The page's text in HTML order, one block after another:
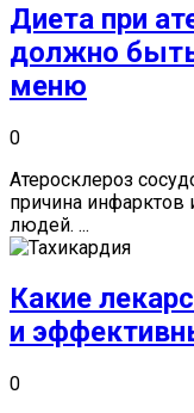
Диета при
должно
меню
0
Атеросклероз
причина инфарктов
людей. ...
Какие
и
0